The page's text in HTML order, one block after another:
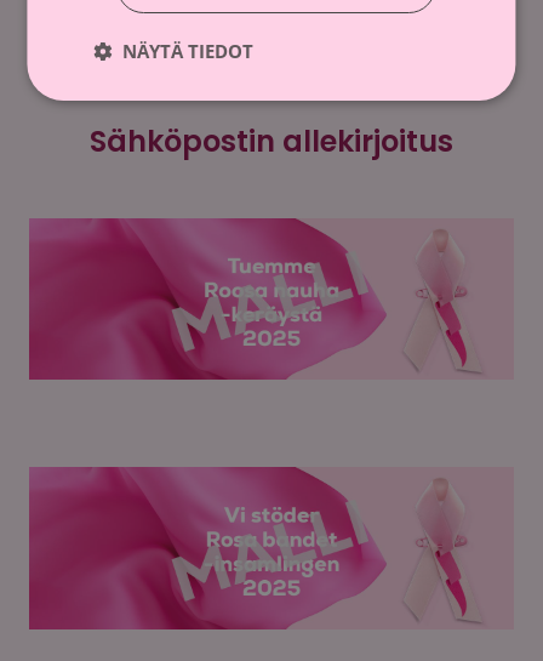
Sähköpostin allekirjoitus
NÄYTÄ TIEDOT